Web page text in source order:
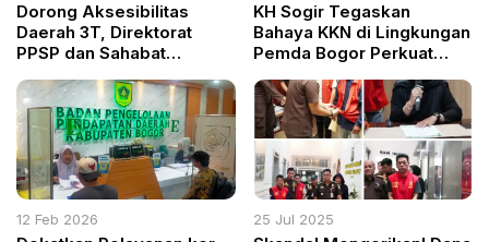
Dorong Aksesibilitas
Daerah 3T, Direktorat
PPSP dan Sahabat
Kolaborasi Pembangunan
Jembatan Gantung
KH Sogir Tegaskan
Bahaya KKN di Lingkungan
Pemda Bogor Perkuat
Kesempatan
12 Feb 2026 25 Jul 2025